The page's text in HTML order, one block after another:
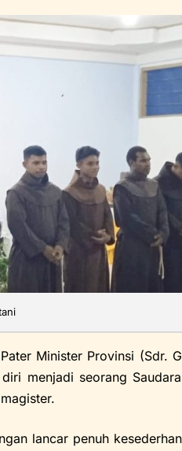
Minister Provinsi (Sdr.
menjadi seorang
lancar penuh